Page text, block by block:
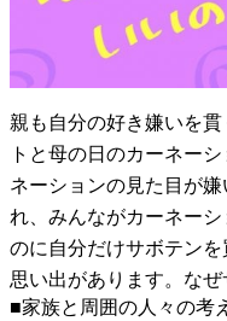
親も自分の好き嫌いを
トと母の日のカーネー
ネーションの見た目が
れ、みんながカーネー
のに自分だけサボテン
思い出があります。な
■家族と周囲の人々の考